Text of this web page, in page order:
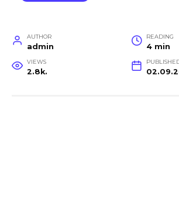
AUTHOR
admin
READING
4 min
VIEWS
2.8k.